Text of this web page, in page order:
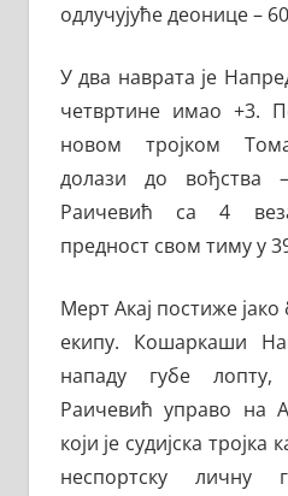
одлучујуће деонице –
У два наврата је
четвртине имао +3.
новом тројком
долази до вођства
Раичевић са 4
предност свом тиму у
Мерт Акај постиже јако
екипу. Кошаркаши
нападу губе
Раичевић управо на
који је судијска
неспортску личну